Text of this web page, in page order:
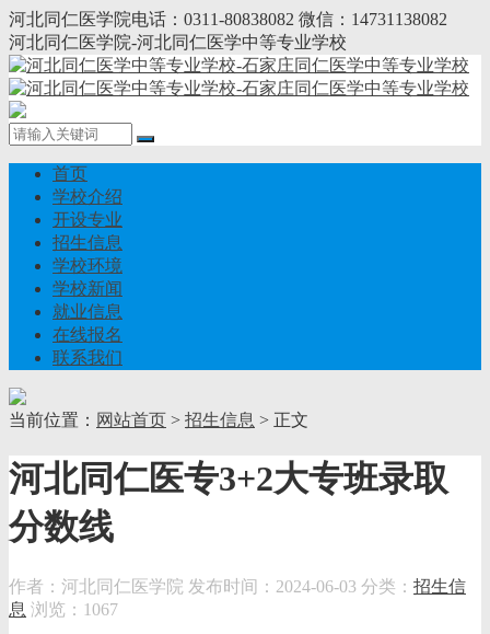
河北同仁医学院电话：0311-80838082 微信：14731138082
河北同仁医学院-河北同仁医学中等专业学校
首页
学校介绍
开设专业
招生信息
学校环境
学校新闻
就业信息
在线报名
联系我们
当前位置： 网站首页 > 招生信息 > 正文
河北同仁医专3+2大专班录取
分数线
作者：河北同仁医学院 发布时间：2024-06-03 分类： 招生信
息 浏览：1067